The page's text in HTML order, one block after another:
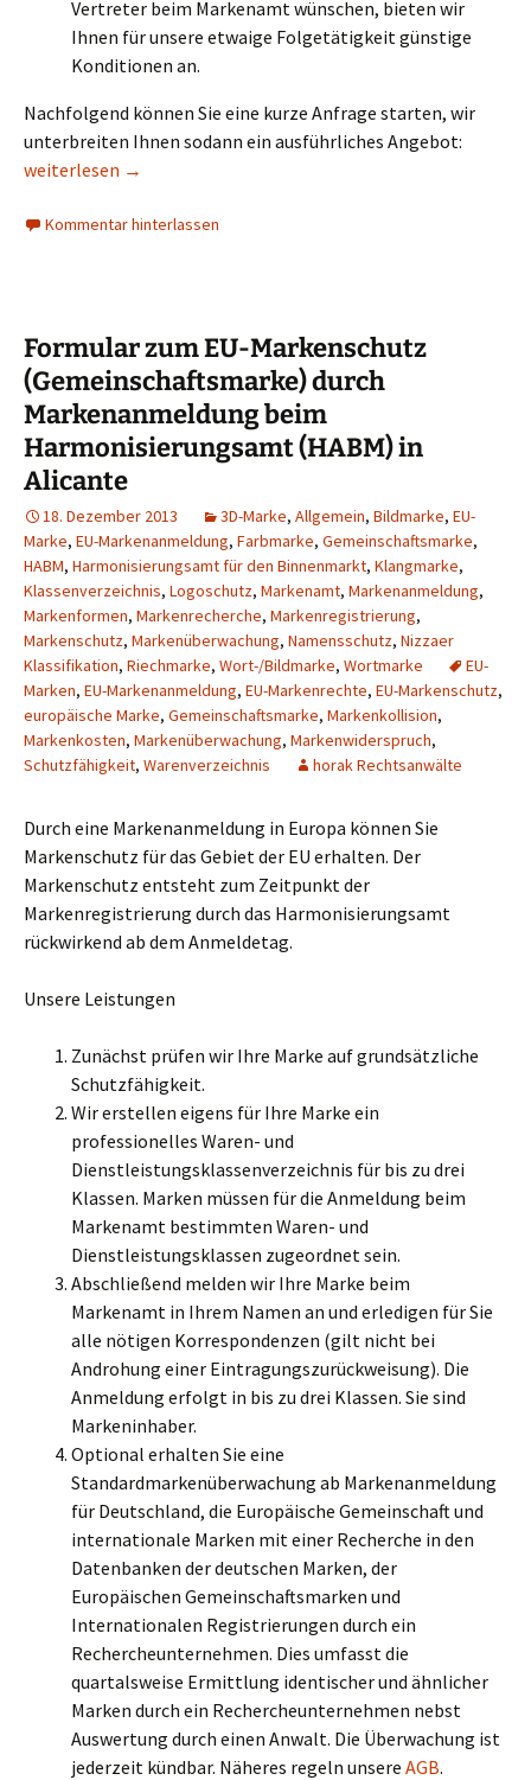
Vertreter beim Markenamt wünschen, bieten wir
Ihnen für unsere etwaige Folgetätigkeit günstige
Konditionen an.
Nachfolgend können Sie eine kurze Anfrage starten, wir
unterbreiten Ihnen sodann ein ausführliches Angebot:
Ausdehnung einer Basismarke nach MMA/PMMA durch
weiterlesen →
Kommentar hinterlassen
Formular zum EU-Markenschutz
(Gemeinschaftsmarke) durch
Markenanmeldung beim
Harmonisierungsamt (HABM) in
Alicante
18. Dezember 2013 3D-Marke, Allgemein, Bildmarke, EU-
Marke, EU-Markenanmeldung, Farbmarke, Gemeinschaftsmarke,
HABM, Harmonisierungsamt für den Binnenmarkt, Klangmarke,
Klassenverzeichnis, Logoschutz, Markenamt, Markenanmeldung,
Markenformen, Markenrecherche, Markenregistrierung,
Markenschutz, Markenüberwachung, Namensschutz, Nizzaer
Klassifikation, Riechmarke, Wort-/Bildmarke, Wortmarke
EU-
Marken, EU-Markenanmeldung, EU-Markenrechte, EU-Markenschutz,
europäische Marke, Gemeinschaftsmarke, Markenkollision,
Markenkosten, Markenüberwachung, Markenwiderspruch,
Schutzfähigkeit, Warenverzeichnis horak Rechtsanwälte
Durch eine Markenanmeldung in Europa können Sie
Markenschutz für das Gebiet der EU erhalten. Der
Markenschutz entsteht zum Zeitpunkt der
Markenregistrierung durch das Harmonisierungsamt
rückwirkend ab dem Anmeldetag.
Unsere Leistungen
Zunächst prüfen wir Ihre Marke auf grundsätzliche
Schutzfähigkeit.
Wir erstellen eigens für Ihre Marke ein
professionelles Waren- und
Dienstleistungsklassenverzeichnis für bis zu drei
Klassen. Marken müssen für die Anmeldung beim
Markenamt bestimmten Waren- und
Dienstleistungsklassen zugeordnet sein.
Abschließend melden wir Ihre Marke beim
Markenamt in Ihrem Namen an und erledigen für Sie
alle nötigen Korrespondenzen (gilt nicht bei
Androhung einer Eintragungszurückweisung). Die
Anmeldung erfolgt in bis zu drei Klassen. Sie sind
Markeninhaber.
Optional erhalten Sie eine
Standardmarkenüberwachung ab Markenanmeldung
für Deutschland, die Europäische Gemeinschaft und
internationale Marken mit einer Recherche in den
Datenbanken der deutschen Marken, der
Europäischen Gemeinschaftsmarken und
Internationalen Registrierungen durch ein
Rechercheunternehmen. Dies umfasst die
quartalsweise Ermittlung identischer und ähnlicher
Marken durch ein Rechercheunternehmen nebst
Auswertung durch einen Anwalt. Die Überwachung ist
jederzeit kündbar. Näheres regeln unsere AGB.